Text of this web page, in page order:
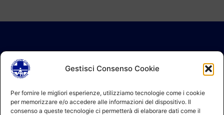
Gestisci Consenso Cookie
Per fornire le migliori esperienze, utilizziamo tecnologie come i cookie
per memorizzare e/o accedere alle informazioni del dispositivo. Il
consenso a queste tecnologie ci permetterà di elaborare dati come il